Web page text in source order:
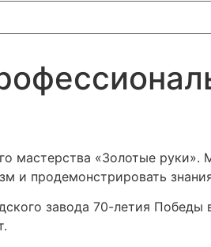
мастерства «Золотые руки».
и продемонстрировать
завода 70-летия Победы